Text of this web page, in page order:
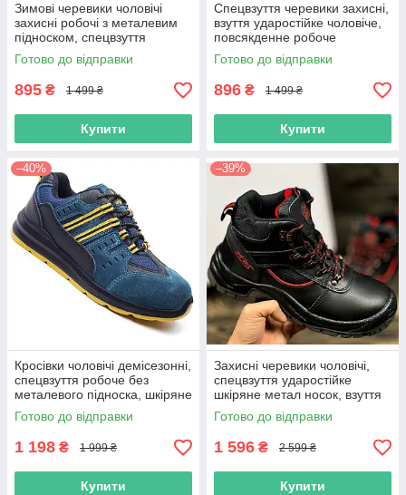
Зимові черевики чоловічі
захисні робочі з металевим
підноском, спецвзуття
шкіряне на хутрі утеплене
захисне, польша
Готово до відправки
895 ₴ 1 499 ₴
Купити
Спецвзуття черевики захисні,
взуття ударостійке чоловіче,
повсякденне робоче
спецування метал носок,
польша
Готово до відправки
896 ₴ 1 499 ₴
Купити
–40%
Кросівки чоловічі демісезонні,
спецвзуття робоче без
металевого підноска, шкіряне
захисне повсякденне,
польша
Готово до відправки
1 198 ₴ 1 999 ₴
Купити
–39%
Захисні черевики чоловічі,
спецвзуття ударостійке
шкіряне метал носок, взуття
робоча польша
Готово до відправки
1 596 ₴ 2 599 ₴
Купити